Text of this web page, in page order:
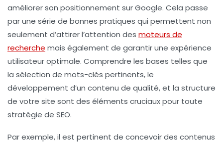
améliorer son positionnement sur Google. Cela passe
par une série de bonnes pratiques qui permettent non
seulement d’attirer l’attention des moteurs de
recherche mais également de garantir une expérience
utilisateur optimale. Comprendre les bases telles que
la sélection de mots-clés pertinents, le
développement d’un contenu de qualité, et la structure
de votre site sont des éléments cruciaux pour toute
stratégie de SEO.
Par exemple, il est pertinent de concevoir des contenus